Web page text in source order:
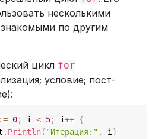
несколькими
по другим
цикл for
условие; пост-
:= 0; i < 5; i++ {
. Println( "Итерация:" , i )